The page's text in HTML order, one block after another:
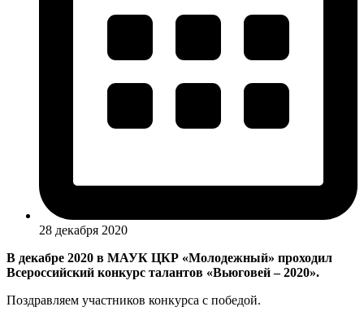
28 декабря 2020
В декабре 2020 в МАУК ЦКР «Молодежный» проходил
Всероссийский конкурс талантов «Вьюговей – 2020».
Поздравляем участников конкурса с победой.